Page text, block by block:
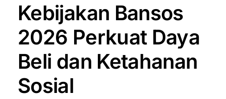
Kebijakan Bansos
2026 Perkuat Daya
Beli dan Ketahanan
Sosial